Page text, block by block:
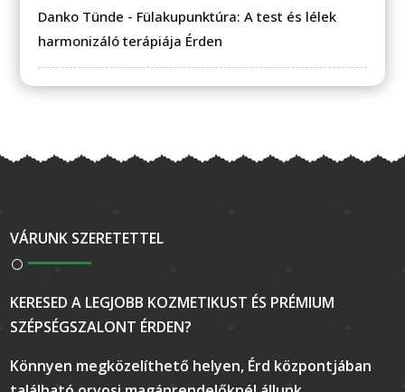
Danko Tünde - Fülakupunktúra: A test és lélek
harmonizáló terápiája Érden
VÁRUNK SZERETETTEL
KERESED A LEGJOBB KOZMETIKUST ÉS PRÉMIUM
SZÉPSÉGSZALONT ÉRDEN?
Könnyen megközelíthető helyen, Érd központjában